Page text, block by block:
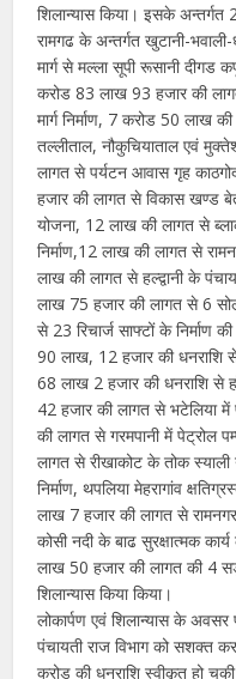
शिलान्यास किया। इसके
रामगढ के अन्तर्गत खुटानी-
मार्ग से मल्ला सूपी रूसानी दीगड
करोड 83 लाख 93 हजार की
मार्ग निर्माण, 7 करोड 50 लाख
तल्लीताल, नौकुचियाताल एवं
लागत से पर्यटन आवास गृह
हजार की लागत से विकास खण्ड
योजना, 12 लाख की लागत से
निर्माण,12 लाख की लागत से
लाख की लागत से हल्द्वानी के
लाख 75 हजार की लागत से 6
से 23 रिचार्ज साफ्टों के निर्माण
90 लाख, 12 हजार की धनराशि
68 लाख 2 हजार की धनराशि से
42 हजार की लागत से भटेलिया में
की लागत से गरमपानी में पेट्रोल
लागत से रीखाकोट के तोक
निर्माण, थपलिया मेहरागांव
लाख 7 हजार की लागत से
कोसी नदी के बाढ सुरक्षात्मक
लाख 50 हजार की लागत की 4
शिलान्यास किया किया।
लोकार्पण एवं शिलान्यास के
पंचायती राज विभाग को सशक्त
करोड की धनराशि स्वीकृत हो